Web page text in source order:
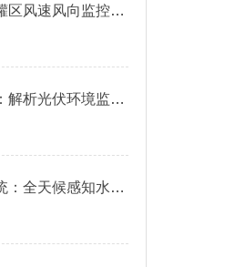
为什么说化学品罐区风速风向监控仪器是工业通风系统的“呼吸监测器“？
技术背后的智慧：解析光伏环境监测仪器如何应对各种天气条件？
水位智能监测系统：全天候感知水情，筑牢安全防线